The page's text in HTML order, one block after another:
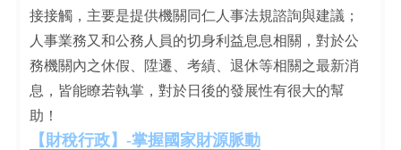
接接觸，主要是提供機關同仁人事法規諮詢與建議；
人事業務又和公務人員的切身利益息息相關，對於公
務機關內之休假、陞遷、考績、退休等相關之最新消
息，皆能瞭若執掌，對於日後的發展性有很大的幫
助！
【財稅行政】-掌握國家財源脈動